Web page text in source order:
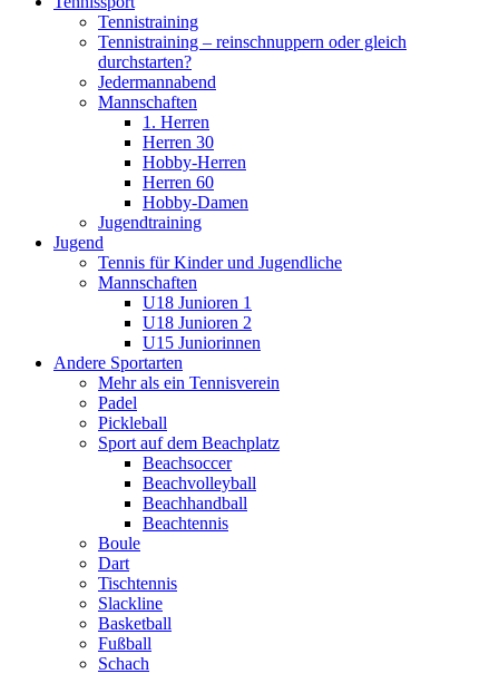
Tennistraining
Tennistraining – reinschnuppern oder gleich
durchstarten?
Jedermannabend
Mannschaften
1. Herren
Herren 30
Hobby-Herren
Herren 60
Hobby-Damen
Jugendtraining
Jugend
Tennis für Kinder und Jugendliche
Mannschaften
U18 Junioren 1
U18 Junioren 2
U15 Juniorinnen
Andere Sportarten
Mehr als ein Tennisverein
Padel
Pickleball
Sport auf dem Beachplatz
Beachsoccer
Beachvolleyball
Beachhandball
Beachtennis
Boule
Dart
Tischtennis
Slackline
Basketball
Fußball
Schach